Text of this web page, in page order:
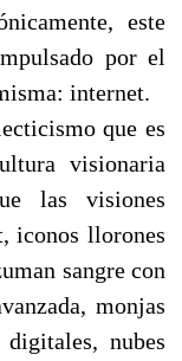
este
por el
internet.
que es
visionaria
las visiones
iconos llorones
sangre con
monjas
nubes